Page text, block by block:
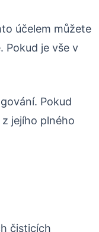
účelem můžete
Pokud je vše v
Pokud
jejího plného
čisticích